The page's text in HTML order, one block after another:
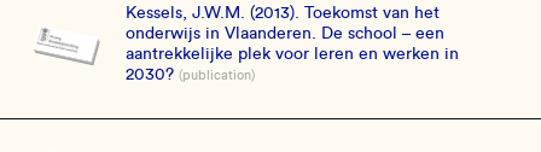
Kessels, J.W.M. (2013). Toekomst van het
onderwijs in Vlaanderen. De school – een
aantrekkelijke plek voor leren en werken in
2030? (publication)